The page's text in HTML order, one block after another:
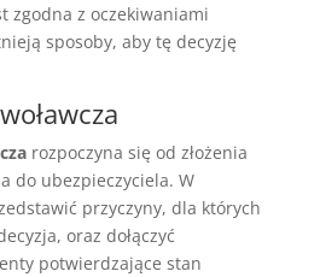
zgodna z oczekiwaniami
sposoby, aby tę decyzję
rozpoczyna się od złożenia
do ubezpieczyciela. W
przyczyny, dla których
oraz dołączyć
potwierdzające stan